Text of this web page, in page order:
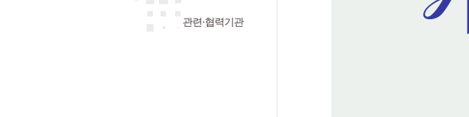
관련·협력기관